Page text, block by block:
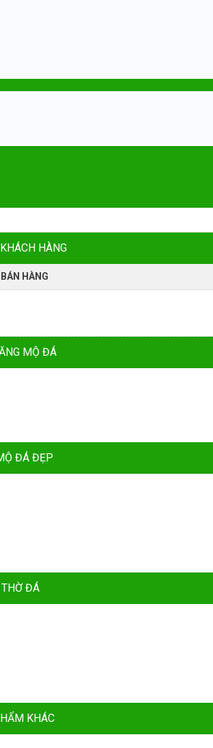
HÀNG
HÀNG
MỘ ĐÁ
ĐÁ ĐẸP
ĐÁ
KHÁC